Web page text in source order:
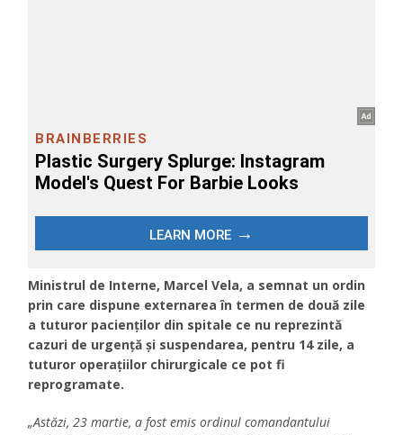
Ministrul de Interne, Marcel Vela, a semnat un ordin
prin care dispune externarea în termen de două zile
a tuturor pacienților din spitale ce nu reprezintă
cazuri de urgență și suspendarea, pentru 14 zile, a
tuturor operațiilor chirurgicale ce pot fi
reprogramate.
„Astăzi, 23 martie, a fost emis ordinul comandantului